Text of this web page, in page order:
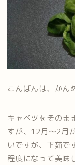
こんばんは、かん
キャベツをそのま
すが、12月～2月
いですが、下茹で
程度になって美味